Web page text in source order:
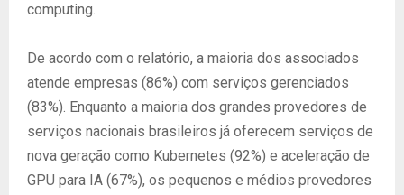
computing.
De acordo com o relatório, a maioria dos associados
atende empresas (86%) com serviços gerenciados
(83%). Enquanto a maioria dos grandes provedores de
serviços nacionais brasileiros já oferecem serviços de
nova geração como Kubernetes (92%) e aceleração de
GPU para IA (67%), os pequenos e médios provedores